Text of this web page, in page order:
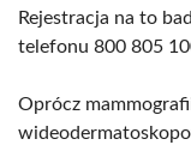
Rejestracja na to
telefonu 800 805
Oprócz